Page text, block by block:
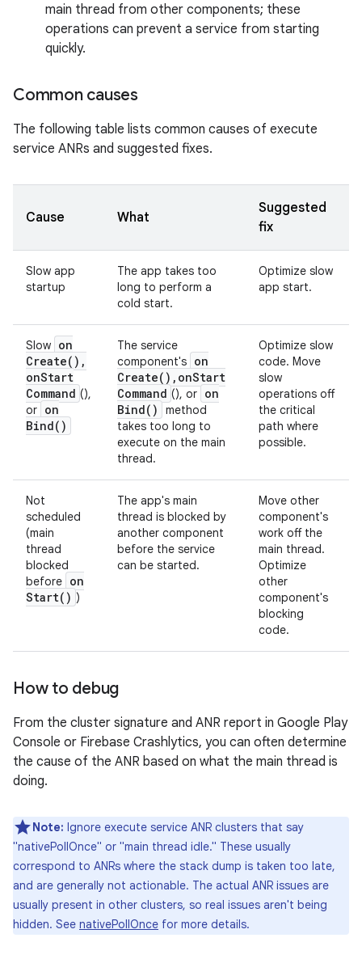
main thread from other components; these
operations can prevent a service from starting
quickly.
Common causes
The following table lists common causes of execute
service ANRs and suggested fixes.
Cause What
Suggested
fix
Slow app
startup
The app takes too
long to perform a
cold start.
Optimize slow
app start.
Slow on
Create( ) ,
onStart
Command (),
or on
Bind( )
The service
component's on
Create( ) , onStart
Command (), or on
Bind( )
method
takes too long to
execute on the main
thread.
Optimize slow
code. Move
slow
operations off
the critical
path where
possible.
Not
scheduled
(main
thread
blocked
before on
Start( ) )
The app's main
thread is blocked by
another component
before the service
can be started.
Move other
component's
work off the
main thread.
Optimize
other
component's
blocking
code.
How to debug
From the cluster signature and ANR report in Google Play
Console or Firebase Crashlytics, you can often determine
the cause of the ANR based on what the main thread is
doing.
Note: Ignore execute service ANR clusters that say
"nativePollOnce" or "main thread idle." These usually
correspond to ANRs where the stack dump is taken too late,
and are generally not actionable. The actual ANR issues are
usually present in other clusters, so real issues aren't being
hidden. See nativePollOnce for more details.